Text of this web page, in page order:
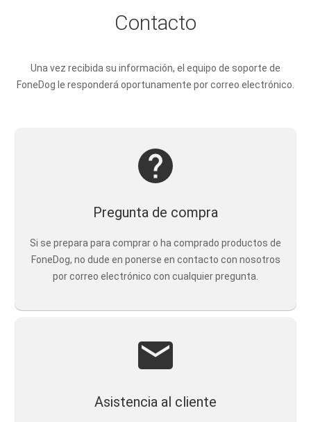
Contacto
Una vez recibida su información, el equipo de soporte de
FoneDog le responderá oportunamente por correo electrónico.
Pregunta de compra
Si se prepara para comprar o ha comprado productos de
FoneDog, no dude en ponerse en contacto con nosotros
por correo electrónico con cualquier pregunta.
Asistencia al cliente